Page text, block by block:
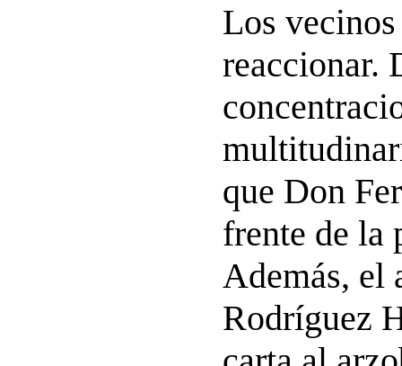
Los
reaccionar.
que Don
frente de la
Además, el
Rodríguez